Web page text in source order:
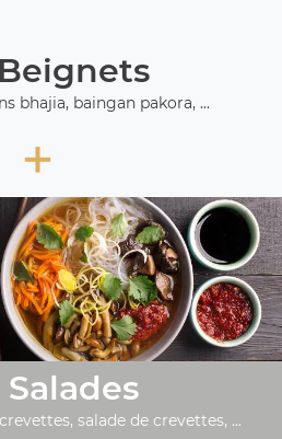
bhajia, baingan pakora, ...
+
Salades
salade de crevettes, ...